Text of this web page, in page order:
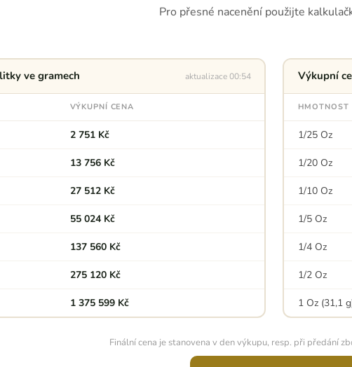
Pro přesné nacenění použijte
ve gramech aktualizace 00:54
VÝKUPNÍ CENA
2 751 Kč
13 756 Kč
27 512 Kč
55 024 Kč
137 560 Kč
275 120 Kč
1 375 599 Kč
Výkupní
HMOTNOST
1/25 Oz
1/20 Oz
1/10 Oz
1/5 Oz
1/4 Oz
1/2 Oz
1 Oz (31,1
Finální cena je stanovena v den výkupu, resp. při předání